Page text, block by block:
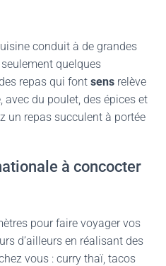
conduit à de grandes
quelques
repas qui font sens relève
avec du poulet, des épices et
un repas succulent à portée
à concocter
pour faire voyager vos
d’ailleurs en réalisant des
vous : curry thaï, tacos